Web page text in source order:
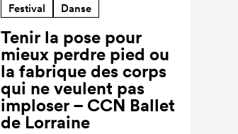
Festival Danse
Tenir la pose pour
mieux perdre pied ou
la fabrique des corps
qui ne veulent pas
imploser – CCN Ballet
de Lorraine